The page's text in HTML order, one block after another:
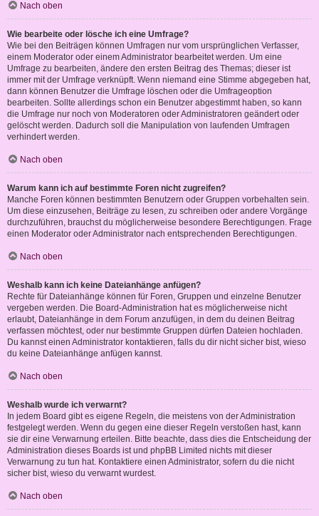
Nach oben
Wie bearbeite oder lösche ich eine Umfrage?
Wie bei den Beiträgen können Umfragen nur vom ursprünglichen Verfasser,
einem Moderator oder einem Administrator bearbeitet werden. Um eine
Umfrage zu bearbeiten, ändere den ersten Beitrag des Themas; dieser ist
immer mit der Umfrage verknüpft. Wenn niemand eine Stimme abgegeben hat,
dann können Benutzer die Umfrage löschen oder die Umfrageoption
bearbeiten. Sollte allerdings schon ein Benutzer abgestimmt haben, so kann
die Umfrage nur noch von Moderatoren oder Administratoren geändert oder
gelöscht werden. Dadurch soll die Manipulation von laufenden Umfragen
verhindert werden.
Nach oben
Warum kann ich auf bestimmte Foren nicht zugreifen?
Manche Foren können bestimmten Benutzern oder Gruppen vorbehalten sein.
Um diese einzusehen, Beiträge zu lesen, zu schreiben oder andere Vorgänge
durchzuführen, brauchst du möglicherweise besondere Berechtigungen. Frage
einen Moderator oder Administrator nach entsprechenden Berechtigungen.
Nach oben
Weshalb kann ich keine Dateianhänge anfügen?
Rechte für Dateianhänge können für Foren, Gruppen und einzelne Benutzer
vergeben werden. Die Board-Administration hat es möglicherweise nicht
erlaubt, Dateianhänge in dem Forum anzufügen, in dem du deinen Beitrag
verfassen möchtest, oder nur bestimmte Gruppen dürfen Dateien hochladen.
Du kannst einen Administrator kontaktieren, falls du dir nicht sicher bist, wieso
du keine Dateianhänge anfügen kannst.
Nach oben
Weshalb wurde ich verwarnt?
In jedem Board gibt es eigene Regeln, die meistens von der Administration
festgelegt werden. Wenn du gegen eine dieser Regeln verstoßen hast, kann
sie dir eine Verwarnung erteilen. Bitte beachte, dass dies die Entscheidung der
Administration dieses Boards ist und phpBB Limited nichts mit dieser
Verwarnung zu tun hat. Kontaktiere einen Administrator, sofern du die nicht
sicher bist, wieso du verwarnt wurdest.
Nach oben